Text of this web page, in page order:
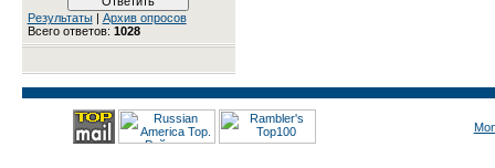
Результаты| Архив опросов
Всего ответов: 1028